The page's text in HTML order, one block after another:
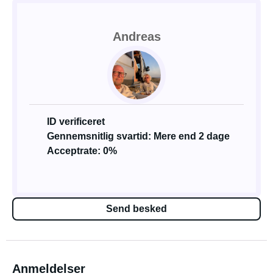
Andreas
ID verificeret
Gennemsnitlig svartid: Mere end 2 dage
Acceptrate: 0%
Send besked
Anmeldelser